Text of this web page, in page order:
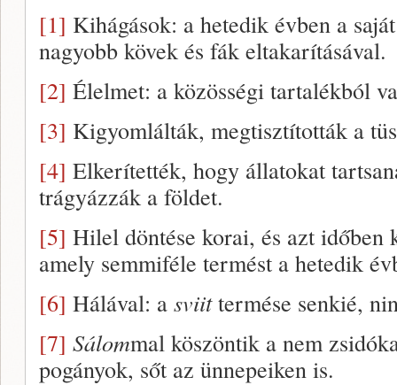
[1] Kihágások: a hetedik évben a
nagyobb kövek és fák eltakarításával.
[2] Élelmet: a közösségi tartalékból
[3] Kigyomlálták, megtisztították a
[4] Elkerítették, hogy állatokat
trágyázzák a földet.
[5] Hilel döntése korai, és azt időben
amely semmiféle termést a hetedik
[6] Hálával: a sviittermése senkié,
[7] Sálommal köszöntik a nem
pogányok, sőt az ünnepeiken is.